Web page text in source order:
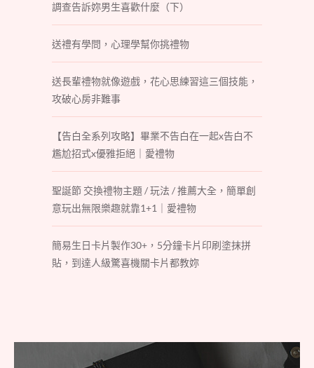
調查告訴妳男生喜歡什麼（下）
送禮有學問，心理學幫你挑禮物
送長輩禮物就像遊戲，花心思練習這三個技能，
攻破心房非難事
【告白全系列攻略】畢業不告白在一起x告白不
尷尬招式x優雅拒絕｜愛禮物
聖誕節 交換禮物主題 / 玩法 / 推薦大全，簡單創
意玩出無限樂趣就靠1+1｜愛禮物
簡易生日卡片製作30+，5分鐘卡片印刷塗抹拼
貼，到達人級驚喜機關卡片都教妳